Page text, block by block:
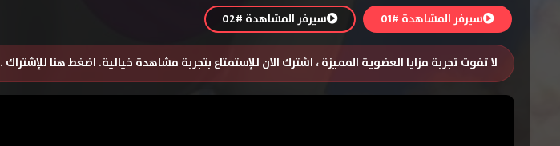
سيرفر المشاهدة #01 سيرفر المشاهدة #02
لا تفوت تجربة مزايا العضوية المميزة ، اشترك الان للإستمتاع بتجربة مشاهدة خيالية. اضغط هنا للإشتراك .